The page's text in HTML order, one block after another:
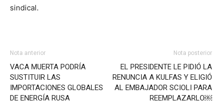
sindical.
Nota anterior
VACA MUERTA PODRÍA
SUSTITUIR LAS
IMPORTACIONES GLOBALES
DE ENERGÍA RUSA
Nota posterior
EL PRESIDENTE LE PIDIÓ LA
RENUNCIA A KULFAS Y ELIGIÓ
AL EMBAJADOR SCIOLI PARA
REEMPLAZARLO￼